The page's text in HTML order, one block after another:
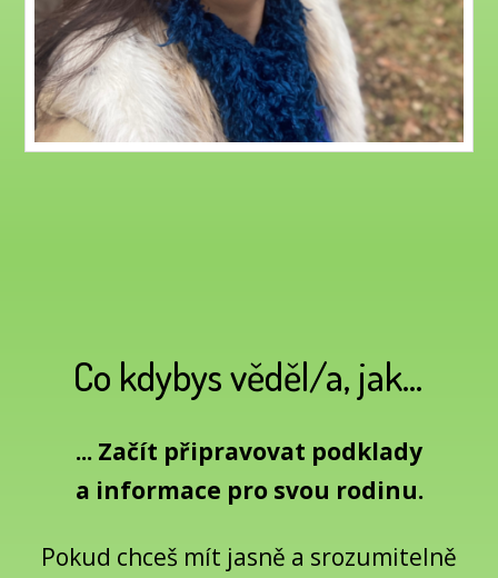
Co kdybys věděl/a, jak...
... Začít připravovat podklady
a informace pro svou rodinu.
Pokud chceš mít jasně a srozumitelně